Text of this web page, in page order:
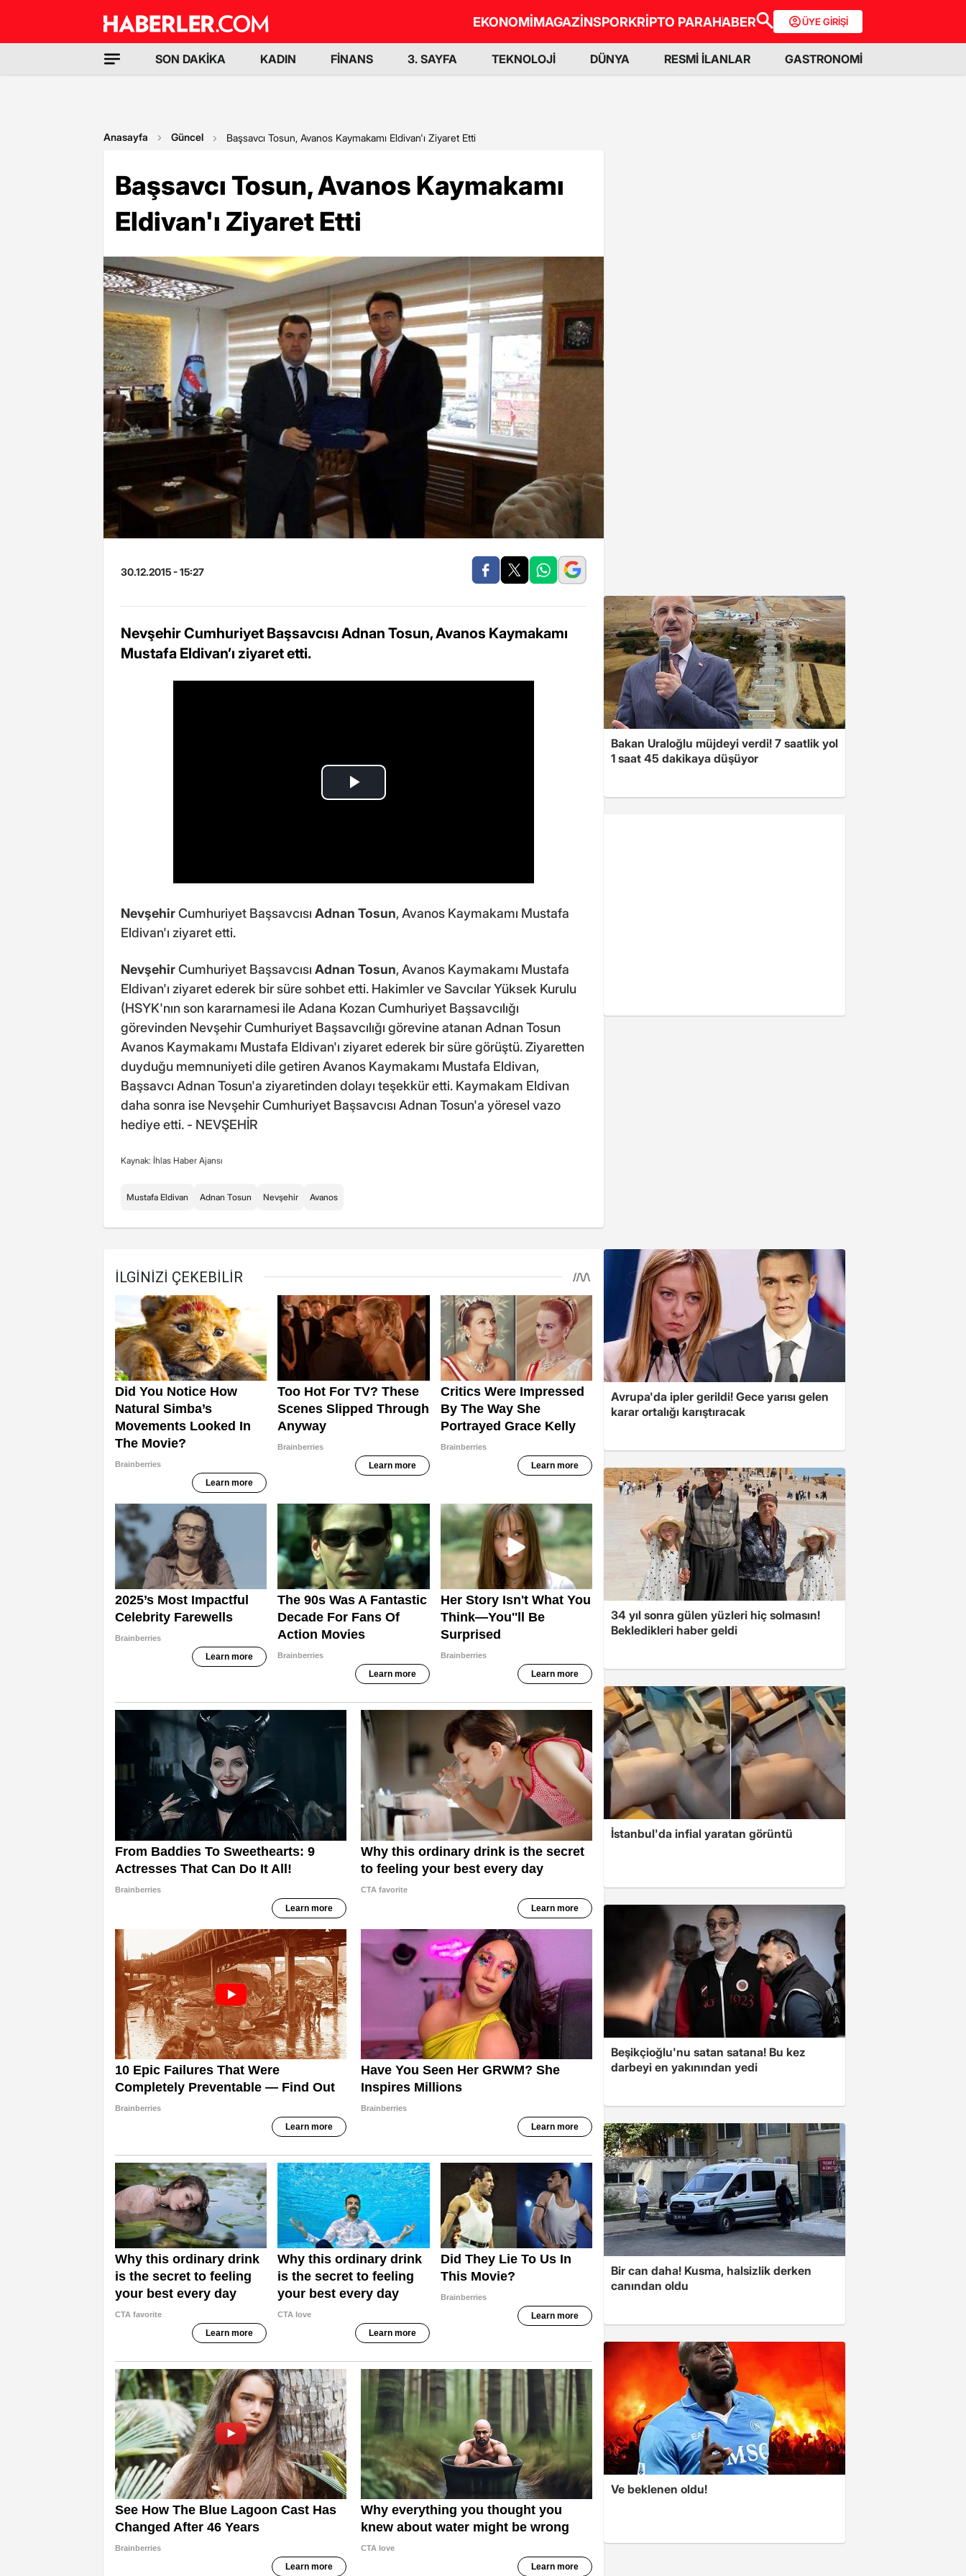
EKONOMİMAGAZİNSPORKRİPTO PARAHABER ÜYE GİRİŞİ
SON DAKİKA KADIN FİNANS 3. SAYFA TEKNOLOJİ DÜNYA RESMİ İLANLAR GASTRONOMİ
Anasayfa Güncel Başsavcı Tosun, Avanos Kaymakamı Eldivan'ı Ziyaret Etti
Başsavcı Tosun, Avanos Kaymakamı
Eldivan'ı Ziyaret Etti
30.12.2015 - 15:27
Nevşehir Cumhuriyet Başsavcısı Adnan Tosun, Avanos Kaymakamı
Mustafa Eldivan’ı ziyaret etti.
NevşehirCumhuriyet Başsavcısı Adnan Tosun, Avanos Kaymakamı Mustafa
Eldivan'ı ziyaret etti.
NevşehirCumhuriyet Başsavcısı Adnan Tosun, Avanos Kaymakamı Mustafa
Eldivan'ı ziyaret ederek bir süre sohbet etti. Hakimler ve Savcılar Yüksek Kurulu
(HSYK'nın son kararnamesi ile Adana Kozan Cumhuriyet Başsavcılığı
görevinden Nevşehir Cumhuriyet Başsavcılığı görevine atanan Adnan Tosun
Avanos Kaymakamı Mustafa Eldivan'ı ziyaret ederek bir süre görüştü. Ziyaretten
duyduğu memnuniyeti dile getiren Avanos Kaymakamı Mustafa Eldivan,
Başsavcı Adnan Tosun'a ziyaretinden dolayı teşekkür etti. Kaymakam Eldivan
daha sonra ise Nevşehir Cumhuriyet Başsavcısı Adnan Tosun'a yöresel vazo
hediye etti. - NEVŞEHİR
Kaynak: İhlas Haber Ajansı
Mustafa Eldivan Adnan Tosun Nevşehir Avanos
Bakan Uraloğlu müjdeyi verdi! 7 saatlik yol
1 saat 45 dakikaya düşüyor
Avrupa'da ipler gerildi! Gece yarısı gelen
karar ortalığı karıştıracak
34 yıl sonra gülen yüzleri hiç solmasın!
Bekledikleri haber geldi
İstanbul'da infial yaratan görüntü
Beşikçioğlu'nu satan satana! Bu kez
darbeyi en yakınından yedi
Bir can daha! Kusma, halsizlik derken
canından oldu
Ve beklenen oldu!